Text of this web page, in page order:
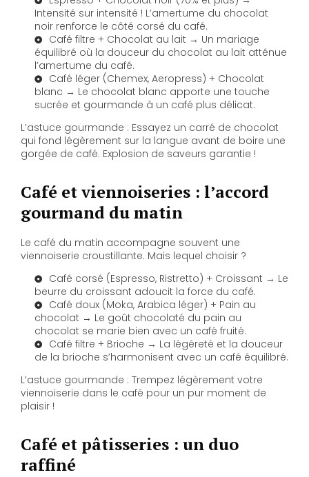
Intensité sur intensité ! L’amertume du chocolat
noir renforce le côté corsé du café.
Café filtre + Chocolat au lait → Un mariage
équilibré où la douceur du chocolat au lait atténue
l’amertume du café.
Café léger (Chemex, Aeropress) + Chocolat
blanc → Le chocolat blanc apporte une touche
sucrée et gourmande à un café plus délicat.
L’astuce gourmande : Essayez un carré de chocolat
qui fond légèrement sur la langue avant de boire une
gorgée de café. Explosion de saveurs garantie !
Café et viennoiseries : l’accord
gourmand du matin
Le café du matin accompagne souvent une
viennoiserie croustillante. Mais lequel choisir ?
Café corsé (Espresso, Ristretto) + Croissant → Le
beurre du croissant adoucit la force du café.
Café doux (Moka, Arabica léger) + Pain au
chocolat → Le goût chocolaté du pain au
chocolat se marie bien avec un café fruité.
Café filtre + Brioche → La légèreté et la douceur
de la brioche s’harmonisent avec un café équilibré.
L’astuce gourmande : Trempez légèrement votre
viennoiserie dans le café pour un pur moment de
plaisir !
Café et pâtisseries : un duo
raffiné